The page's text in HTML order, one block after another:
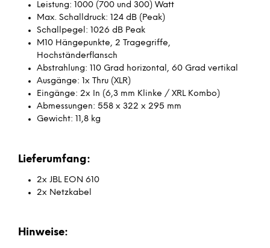
Leistung: 1000 (700 und 300) Watt
Max. Schalldruck: 124 dB (Peak)
Schallpegel: 1026 dB Peak
M10 Hängepunkte, 2 Tragegriffe,
Hochständerflansch
Abstrahlung: 110 Grad horizontal, 60 Grad vertikal
Ausgänge: 1x Thru (XLR)
Eingänge: 2x In (6,3 mm Klinke / XRL Kombo)
Abmessungen: 558 x 322 x 295 mm
Gewicht: 11,8 kg
Lieferumfang:
2x JBL EON 610
2x Netzkabel
Hinweise: